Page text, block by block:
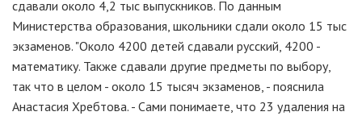
сдавали около 4,2 тыс выпускников. По данным
Министерства образования, школьники сдали около 15 тыс
экзаменов. "Около 4200 детей сдавали русский, 4200 -
математику. Также сдавали другие предметы по выбору,
так что в целом - около 15 тысяч экзаменов, - пояснила
Анастасия Хребтова. - Сами понимаете, что 23 удаления на